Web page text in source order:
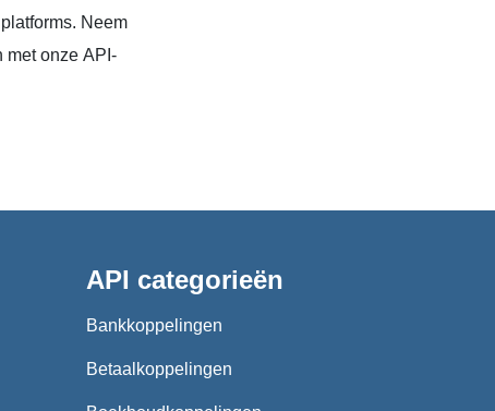
Neem
met onze API-
API categorieën
Bankkoppelingen
Betaalkoppelingen